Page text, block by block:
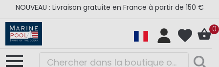
NOUVEAU : Livraison gratuite en France à partir de 150 €
0